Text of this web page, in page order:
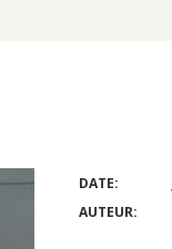
DATE:
AUTEUR: